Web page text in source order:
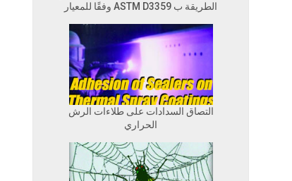
وفقًا للمعيار ASTM D3359 الطريقة ب
التصاق السدادات على طلاءات الرش
الحراري